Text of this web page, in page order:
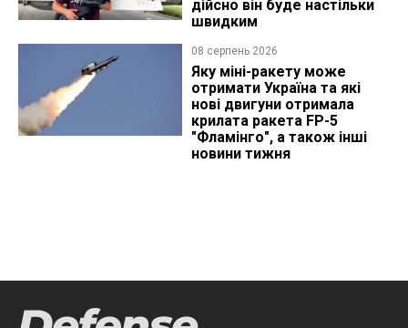
дійсно він буде настільки
швидким
08 серпень 2026
Яку міні-ракету може
отримати Україна та які
нові двигуни отримала
крилата ракета FP-5
"Фламінго", а також інші
новини тижня